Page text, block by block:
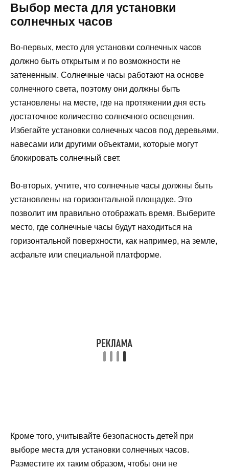
Выбор места для установки
солнечных часов
Во-первых, место для установки солнечных часов
должно быть открытым и по возможности не
затененным. Солнечные часы работают на основе
солнечного света, поэтому они должны быть
установлены на месте, где на протяжении дня есть
достаточное количество солнечного освещения.
Избегайте установки солнечных часов под деревьями,
навесами или другими объектами, которые могут
блокировать солнечный свет.
Во-вторых, учтите, что солнечные часы должны быть
установлены на горизонтальной площадке. Это
позволит им правильно отображать время. Выберите
место, где солнечные часы будут находиться на
горизонтальной поверхности, как например, на земле,
асфальте или специальной платформе.
Кроме того, учитывайте безопасность детей при
выборе места для установки солнечных часов.
Разместите их таким образом, чтобы они не